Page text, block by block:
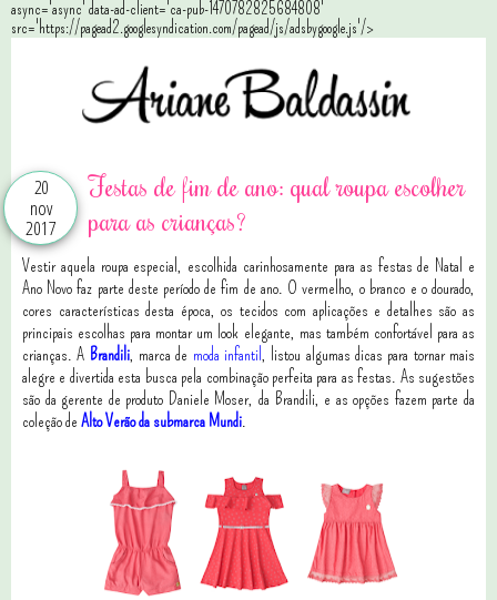
async='async' data-ad-client='ca-pub-1470782825684808'
src='https://pagead2.googlesyndication.com/pagead/js/adsbygoogle.js'/>
20
nov
2017
Festas de fim de ano: qual roupa escolher
para as crianças?
Vestir aquela roupa especial, escolhida carinhosamente para as festas de Natal e
Ano Novo faz parte deste período de fim de ano. O vermelho, o branco e o dourado,
cores características desta época, os tecidos com aplicações e detalhes são as
principais escolhas para montar um look elegante, mas também confortável para as
crianças. A Brandili, marca de moda infantil, listou algumas dicas para tornar mais
alegre e divertida esta busca pela combinação perfeita para as festas. As sugestões
são da gerente de produto Daniele Moser, da Brandili, e as opções fazem parte da
coleção de Alto Verão da submarca Mundi.